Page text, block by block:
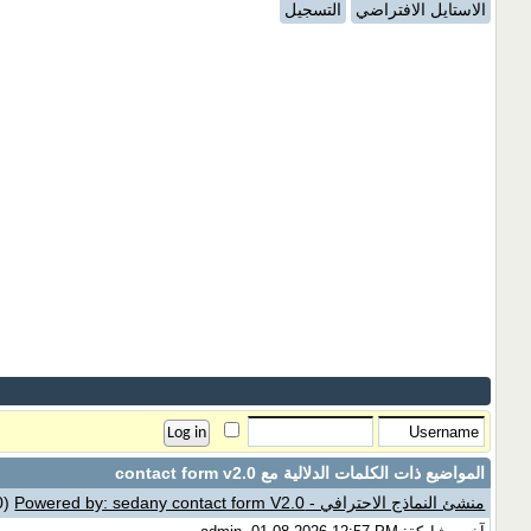
الاستايل الافتراضي
التسجيل
المواضيع ذات الكلمات الدلالية مع contact form v2.0
منشئ النماذج الاحترافي - Powered by: sedany contact form V2.0
(0 مشاركات)